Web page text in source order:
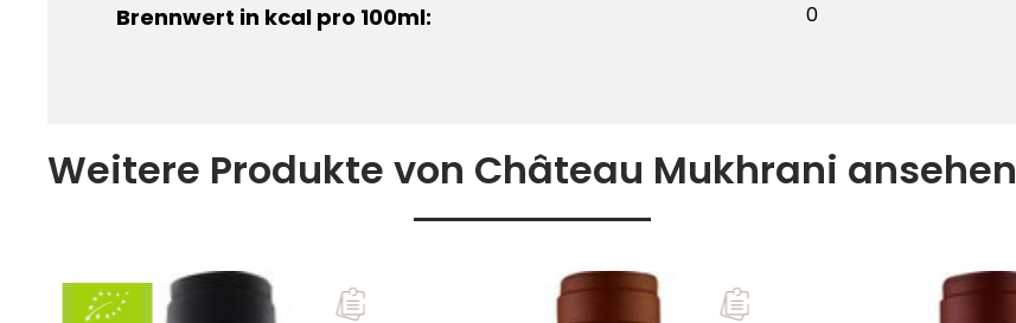
Brennwert in kcal pro 100ml: 0
Weitere Produkte von Château Mukhrani ansehen